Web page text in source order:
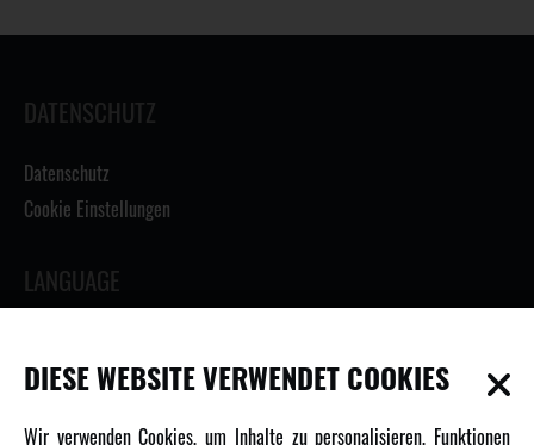
DATENSCHUTZ
Datenschutz
Cookie Einstellungen
LANGUAGE
INFORMATIONEN
DIESE WEBSITE VERWENDET COOKIES
Wir verwenden Cookies, um Inhalte zu personalisieren, Funktionen